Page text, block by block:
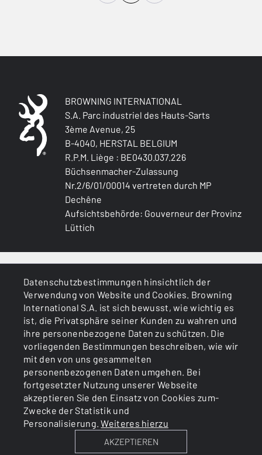
Datenschutzbestimmungen hinsichtlich der
Verwendung von Website und Cookies. Browning
International S.A. ist sich bewusst, wie wichtig es
ist, die Privatsphäre seiner Kunden zu wahren und
ihre personenbezogene Daten zu schützen. Die
vorliegenden Bestimmungen beschreiben, wie wir
mit den von uns gesammelten
personenbezogenen Daten umgehen. Bei
fortgesetzter Nutzung unserer Webseite
akzeptieren Sie den Einsatz von Cookies zum-
Zwecke der Statistik und
Personalisierung.Weiteres hierzu
AKZEPTIEREN
BROWNING INTERNATIONAL
S.A. Parc industriel des Hauts-Sarts
3ème Avenue, 25
B-4040, HERSTAL BELGIUM
R.P.M. Liège : BE0430.037.226
Büchsenmacher-Zulassung
Nr.2/6/01/00014 vertreten durch MP
Dechêne
Aufsichtsbehörde: Gouverneur der Provinz
Lüttich
DIENSTLEISTUNGEN
BROWNING INTERNATIONAL S.A. © 2025 - Member of FN
Browning Group
Cookies Politik zum Datenschutz